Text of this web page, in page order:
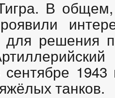
В
для решения
сентябре
танков.